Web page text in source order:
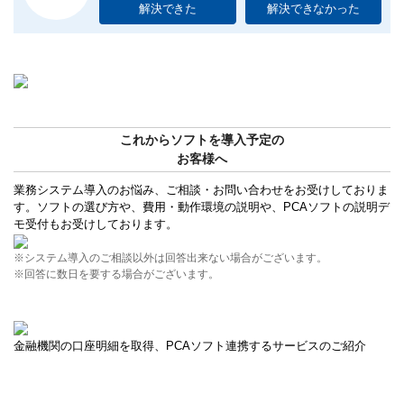
解決できた 解決できなかった
これからソフトを導入予定の
お客様へ
業務システム導入のお悩み、ご相談・お問い合わせをお受けしておりま
す。ソフトの選び方や、費用・動作環境の説明や、PCAソフトの説明デ
モ受付もお受けしております。
※システム導入のご相談以外は回答出来ない場合がございます。
※回答に数日を要する場合がございます。
金融機関の口座明細を取得、PCAソフト連携するサービスのご紹介